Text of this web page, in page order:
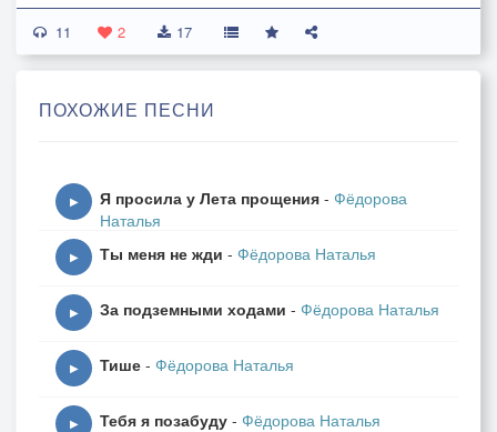
11 2 17
ПОХОЖИЕ ПЕСНИ
▶ Я просила у Лета прощения - Фёдорова
Наталья
▶ Ты меня не жди - Фёдорова Наталья
▶ За подземными ходами - Фёдорова Наталья
▶ Тише - Фёдорова Наталья
▶ Тебя я позабуду - Фёдорова Наталья